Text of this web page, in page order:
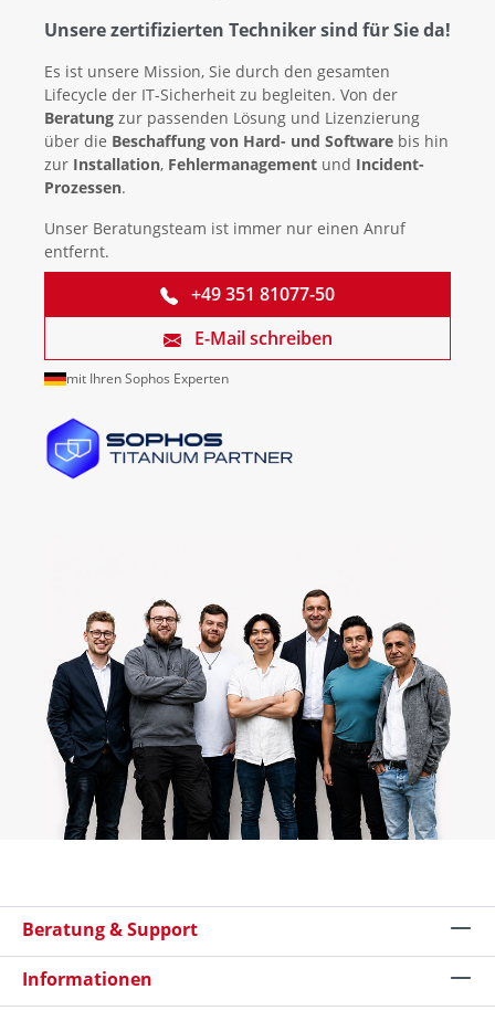
Unsere zertifizierten Techniker sind für Sie da!
Es ist unsere Mission, Sie durch den gesamten
Lifecycle der IT-Sicherheit zu begleiten. Von der
Beratung zur passenden Lösung und Lizenzierung
über die Beschaffung von Hard- und Software bis hin
zur Installation, Fehlermanagement und Incident-
Prozessen.
Unser Beratungsteam ist immer nur einen Anruf
entfernt.
+49 351 81077-50
E-Mail schreiben
mit Ihren Sophos Experten
Beratung & Support
Informationen